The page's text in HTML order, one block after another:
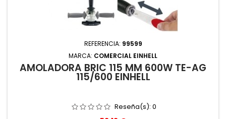
REFERENCIA: 99599
MARCA: COMERCIAL EINHELL
AMOLADORA BRIC 115 MM 600W TE-AG
115/600 EINHELL
Reseña(s): 0